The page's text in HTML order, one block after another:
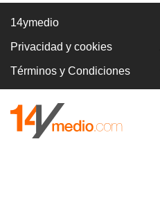
14ymedio
Privacidad y cookies
Términos y Condiciones